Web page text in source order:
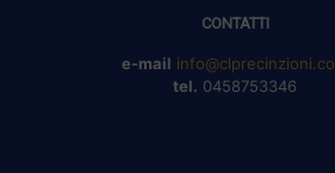
CONTATTI
e-mail
tel. 0458753346